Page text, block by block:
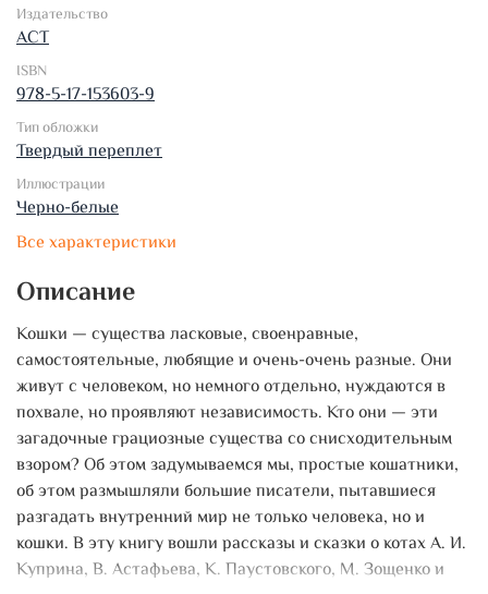
Издательство
АСТ
ISBN
978-5-17-153603-9
Тип обложки
Твердый переплет
Иллюстрации
Черно-белые
Все характеристики
Описание
Кошки — существа ласковые, своенравные,
самостоятельные, любящие и очень-очень разные. Они
живут с человеком, но немного отдельно, нуждаются в
похвале, но проявляют независимость. Кто они — эти
загадочные грациозные существа со снисходительным
взором? Об этом задумываемся мы, простые кошатники,
об этом размышляли большие писатели, пытавшиеся
разгадать внутренний мир не только человека, но и
кошки. В эту книгу вошли рассказы и сказки о котах А. И.
Куприна, В. Астафьева, К. Паустовского, М. Зощенко и